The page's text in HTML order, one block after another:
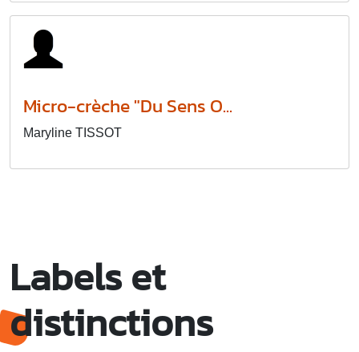
Micro-crèche "Du Sens O...
Maryline TISSOT
Labels et
distinctions